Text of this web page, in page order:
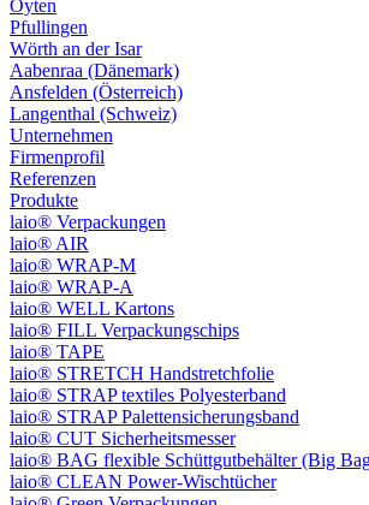
Oyten
Pfullingen
Wörth an der Isar
Aabenraa (Dänemark)
Ansfelden (Österreich)
Langenthal (Schweiz)
Unternehmen
Firmenprofil
Referenzen
Produkte
laio® Verpackungen
laio® AIR
laio® WRAP-M
laio® WRAP-A
laio® WELL Kartons
laio® FILL Verpackungschips
laio® TAPE
laio® STRETCH Handstretchfolie
laio® STRAP textiles Polyesterband
laio® STRAP Palettensicherungsband
laio® CUT Sicherheitsmesser
laio® BAG flexible Schüttgutbehälter (Big
laio® CLEAN Power-Wischtücher